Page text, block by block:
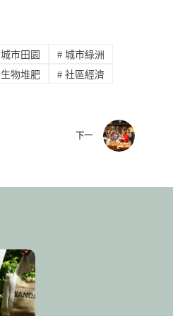
城市田園 # 城市綠洲
生物堆肥 # 社區經濟
下一